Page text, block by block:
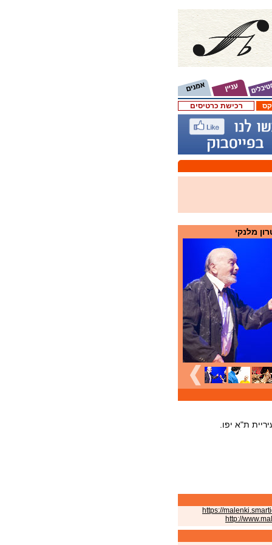
רכישת כרטיסים
מלנקי
ת"א יפו.
https://
http://